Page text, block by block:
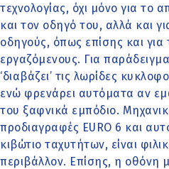
τεχνολογίας, όχι μόνο για το
και τον οδηγό του, αλλά και
οδηγούς, όπως επίσης και για
εργαζόμενους. Για
‘διαβάζει’ τις λωρίδες
ενώ φρενάρει αυτόματα αν
του ξαφνικά εμπόδιο.
προδιαγραφές EURO 6 και
κιβώτιο ταχυτήτων, είναι
περιβάλλον. Επίσης, η οθόνη